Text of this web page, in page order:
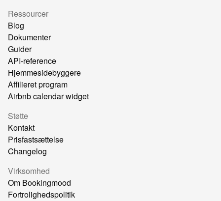
Ressourcer
Blog
Dokumenter
Guider
API-reference
Hjemmesidebyggere
Affilieret program
Airbnb calendar widget
Støtte
Kontakt
Prisfastsættelse
Changelog
Virksomhed
Om Bookingmood
Fortrolighedspolitik